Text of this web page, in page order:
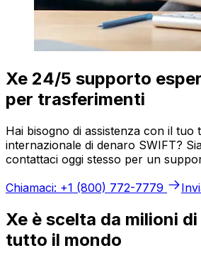
Xe 24/5 supporto
per trasferimenti
Hai bisogno di assistenza con il tuo
internazionale di denaro SWIFT?
contattaci oggi stesso per un
Chiamaci: +1 (800) 772-7779
Xe è scelta da milioni
tutto il mondo